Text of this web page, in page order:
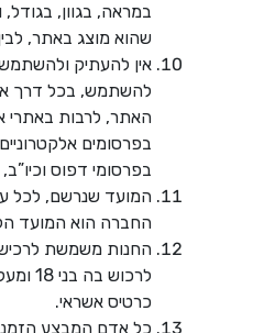
במראה, בגוון, בגודל,
שהוא מוצג באתר,
אין להעתיק
להשתמש, בכל דרך
האתר, לרבות באתרי
בפרסומים
בפרסומי דפוס
המועד שנרשם, לכל
החברה הוא המועד
החנות משמשת
לרכוש
כרטיס אשראי.
כל אדם המבצע